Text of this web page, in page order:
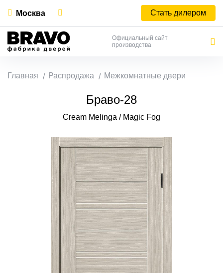
Москва Стать дилером
Официальный сайт
производства
Главная Распродажа Межкомнатные двери
Браво-28
Cream Melinga / Magic Fog